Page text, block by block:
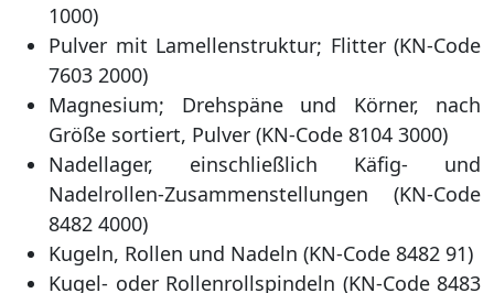
1000)
Pulver mit Lamellenstruktur; Flitter (KN-Code
7603 2000)
Magnesium; Drehspäne und Körner, nach
Größe sortiert, Pulver (KN-Code 8104 3000)
Nadellager, einschließlich Käfig- und
Nadelrollen-Zusammenstellungen (KN-Code
8482 4000)
Kugeln, Rollen und Nadeln (KN-Code 8482 91)
Kugel- oder Rollenrollspindeln (KN-Code 8483